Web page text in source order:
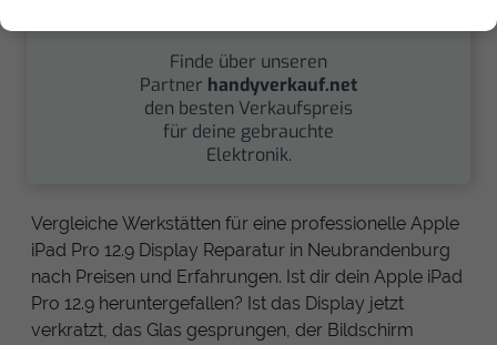
Finde über unseren
Partner handyverkauf.net
den besten Verkaufspreis
für deine gebrauchte
Elektronik.
Vergleiche Werkstätten für eine professionelle Apple
iPad Pro 12.9 Display Reparatur in Neubrandenburg
nach Preisen und Erfahrungen. Ist dir dein Apple iPad
Pro 12.9 heruntergefallen? Ist das Display jetzt
verkratzt, das Glas gesprungen, der Bildschirm